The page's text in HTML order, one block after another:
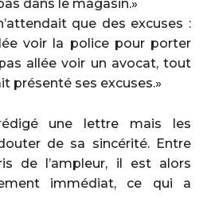
dans le magasin.»
que des excuses :
voir la police pour porter
allée voir un avocat, tout
présenté ses excuses.»
une lettre mais les
de sa sincérité. Entre
de l’ampleur, il est alors
immédiat, ce qui a